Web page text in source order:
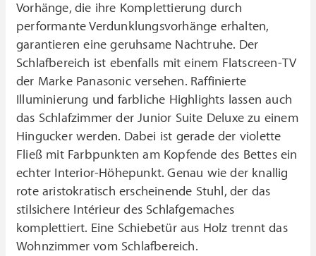
Vorhänge, die ihre Komplettierung durch
performante Verdunklungsvorhänge erhalten,
garantieren eine geruhsame Nachtruhe. Der
Schlafbereich ist ebenfalls mit einem Flatscreen-TV
der Marke Panasonic versehen. Raffinierte
Illuminierung und farbliche Highlights lassen auch
das Schlafzimmer der Junior Suite Deluxe zu einem
Hingucker werden. Dabei ist gerade der violette
Fließ mit Farbpunkten am Kopfende des Bettes ein
echter Interior-Höhepunkt. Genau wie der knallig
rote aristokratisch erscheinende Stuhl, der das
stilsichere Intérieur des Schlafgemaches
komplettiert. Eine Schiebetür aus Holz trennt das
Wohnzimmer vom Schlafbereich.